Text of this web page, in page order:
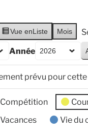
Vue enListe Mois
Année
prévu pour
Compétition
Vacances
Vie du